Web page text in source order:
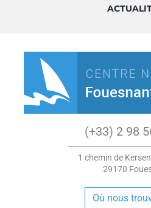
1 chemin de
29170
(+33) 2 98
Où nous